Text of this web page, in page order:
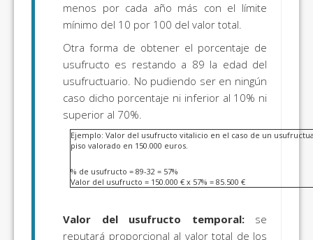
menos por cada año más con el límite
mínimo del 10 por 100 del valor total.
Otra forma de obtener el porcentaje de
usufructo es restando a 89 la edad del
usufructuario. No pudiendo ser en ningún
caso dicho porcentaje ni inferior al 10% ni
superior al 70%.
Ejemplo: Valor del usufructo vitalicio en el caso de un
piso valorado en 150.000 euros.
% de usufructo = 89-32 = 57%
Valor del usufructo = 150.000 € x 57% = 85.500 €
Valor del usufructo temporal: se
reputará proporcional al valor total de los